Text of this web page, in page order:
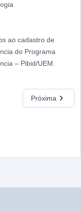
ao cadastro de
do Programa
– Pibid/UEM.
Próxima